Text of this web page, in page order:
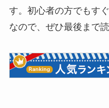
す。初心者の方でもす
なので、ぜひ最後まで